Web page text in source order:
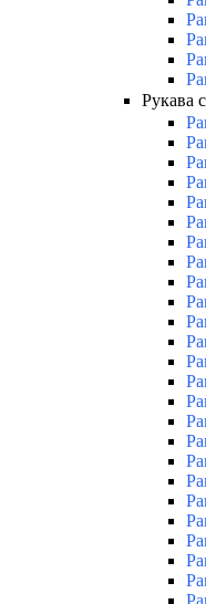
Рукава